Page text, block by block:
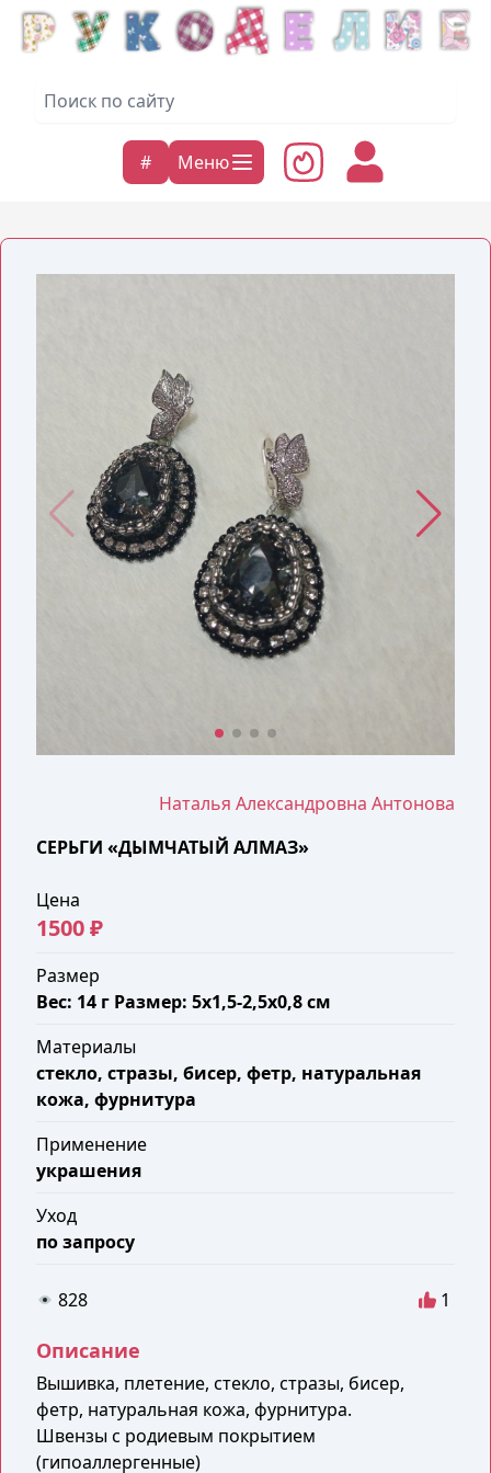
# Меню
Наталья Александровна Антонова
СЕРЬГИ «ДЫМЧАТЫЙ АЛМАЗ»
Цена
1500 ₽
Размер
Вес: 14 г Размер: 5х1,5-2,5х0,8 см
Материалы
стекло, стразы, бисер, фетр, натуральная
кожа, фурнитура
Применение
украшения
Уход
по запросу
828 1
Описание
Вышивка, плетение, стекло, стразы, бисер,
фетр, натуральная кожа, фурнитура.
Швензы с родиевым покрытием
(гипоаллергенные)